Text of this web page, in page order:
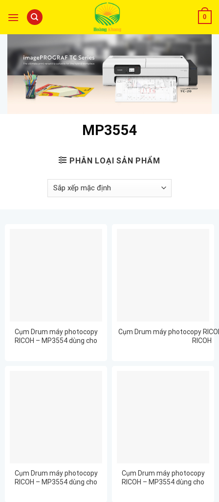
0
MP3554
PHÂN LOẠI SẢN PHẨM
Cụm Drum máy photocopy
RICOH – MP3554 dùng cho
Cụm Drum máy photocopy
RICOH
Cụm Drum máy photocopy
RICOH – MP3554 dùng cho
Cụm Drum máy photocopy
RICOH – MP3554 dùng cho